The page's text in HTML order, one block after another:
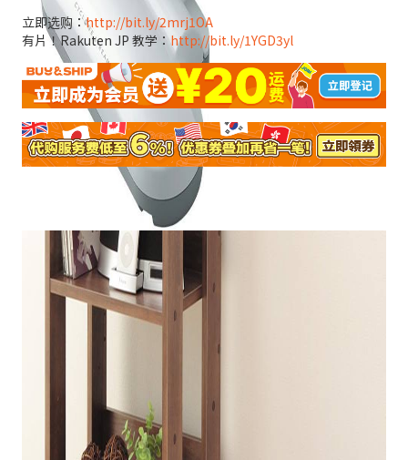
立即选购：http://bit.ly/2mrj1OA
有片！Rakuten JP 教学：http://bit.ly/1YGD3yl